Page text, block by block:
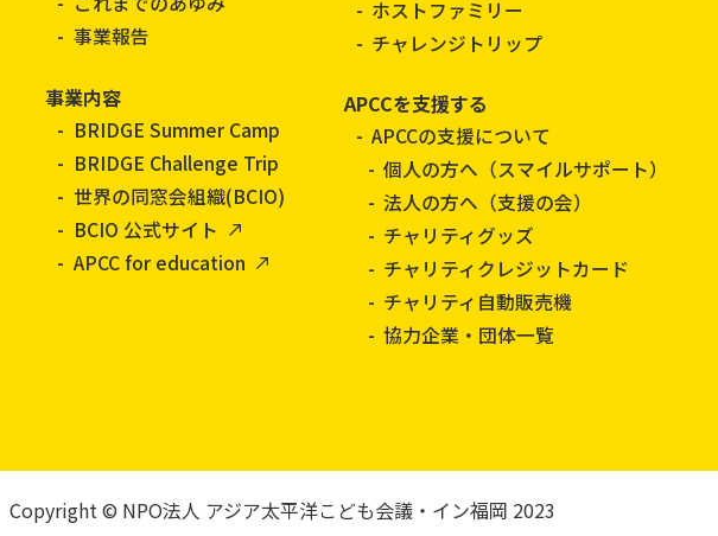
事業報告
事業内容
BRIDGE Summer Camp
BRIDGE Challenge Trip
世界の同窓会組織(BCIO)
BCIO 公式サイト
APCC for education
ホストファミリー
チャレンジトリップ
APCCを支援する
APCCの支援について
個人の方へ（スマイルサポート）
法人の方へ（支援の会）
チャリティグッズ
チャリティクレジットカード
チャリティ自動販売機
協力企業・団体一覧
Copyright© NPO法人 アジア太平洋こども会議・イン福岡 2023